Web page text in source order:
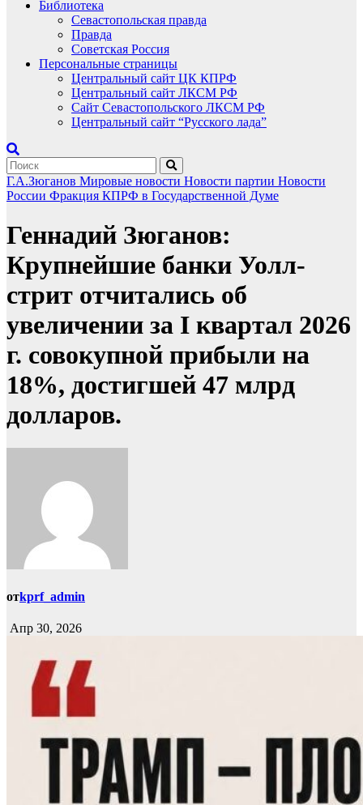
Библиотека
Севастопольская правда
Правда
Советская Россия
Персональные страницы
Центральный сайт ЦК КПРФ
Центральный сайт ЛКСМ РФ
Сайт Севастопольского ЛКСМ РФ
Центральный сайт “Русского лада”
Г.А.Зюганов Мировые новости Новости партии Новости
России Фракция КПРФ в Государственной Думе
Геннадий Зюганов:
Крупнейшие банки Уолл-
стрит отчитались об
увеличении за I квартал 2026
г. совокупной прибыли на
18%, достигшей 47 млрд
долларов.
отkprf_admin
Апр 30, 2026